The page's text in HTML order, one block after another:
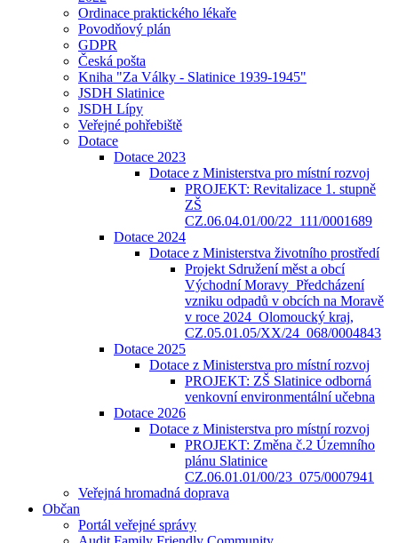
Ordinace praktického lékaře
Povodňový plán
GDPR
Česká pošta
Kniha "Za Války - Slatinice 1939-1945"
JSDH Slatinice
JSDH Lípy
Veřejné pohřebiště
Dotace
Dotace 2023
Dotace z Ministerstva pro místní rozvoj
PROJEKT: Revitalizace 1. stupně
ZŠ
CZ.06.04.01/00/22_111/0001689
Dotace 2024
Dotace z Ministerstva životního prostředí
Projekt Sdružení měst a obcí
Východní Moravy_Předcházení
vzniku odpadů v obcích na Moravě
v roce 2024_Olomoucký kraj,
CZ.05.01.05/XX/24_068/0004843
Dotace 2025
Dotace z Ministerstva pro místní rozvoj
PROJEKT: ZŠ Slatinice odborná
venkovní environmentální učebna
Dotace 2026
Dotace z Ministerstva pro místní rozvoj
PROJEKT: Změna č.2 Územního
plánu Slatinice
CZ.06.01.01/00/23_075/0007941
Veřejná hromadná doprava
Občan
Portál veřejné správy